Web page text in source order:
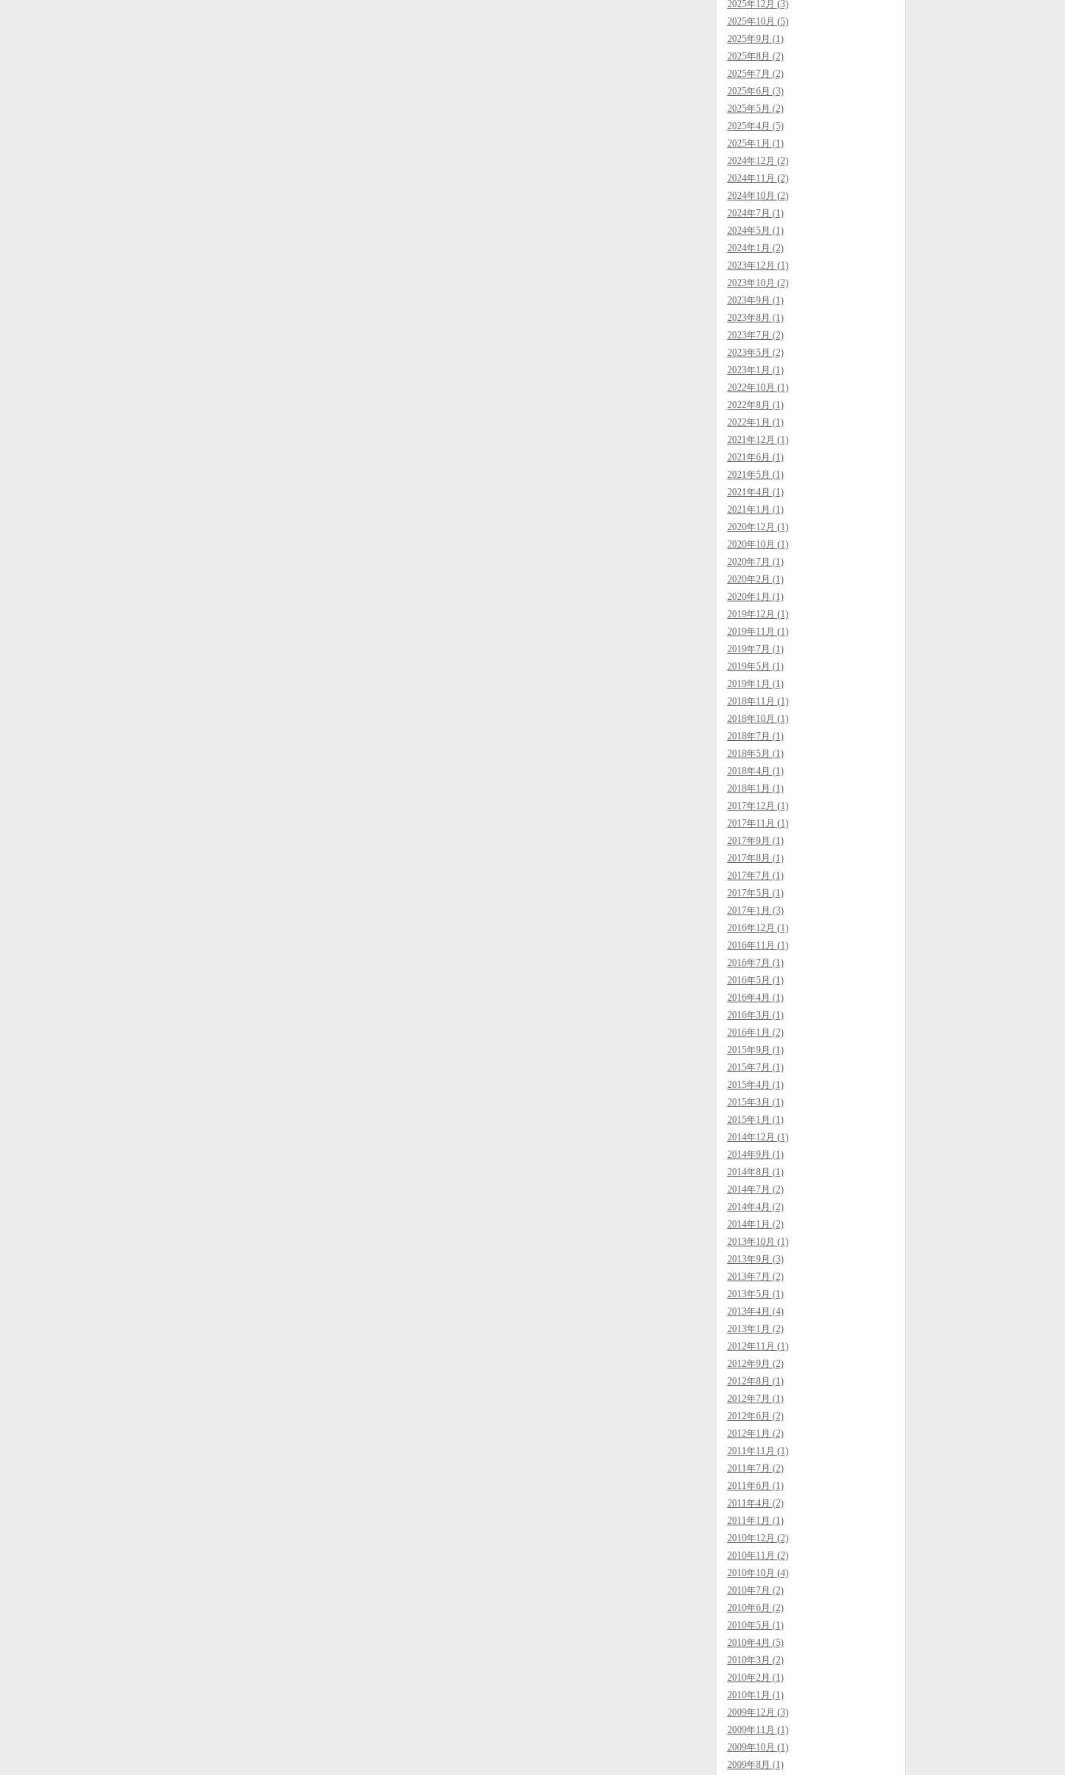
2025年12月 (3)
2025年10月 (5)
2025年9月 (1)
2025年8月 (2)
2025年7月 (2)
2025年6月 (3)
2025年5月 (2)
2025年4月 (5)
2025年1月 (1)
2024年12月 (2)
2024年11月 (2)
2024年10月 (2)
2024年7月 (1)
2024年5月 (1)
2024年1月 (2)
2023年12月 (1)
2023年10月 (2)
2023年9月 (1)
2023年8月 (1)
2023年7月 (2)
2023年5月 (2)
2023年1月 (1)
2022年10月 (1)
2022年8月 (1)
2022年1月 (1)
2021年12月 (1)
2021年6月 (1)
2021年5月 (1)
2021年4月 (1)
2021年1月 (1)
2020年12月 (1)
2020年10月 (1)
2020年7月 (1)
2020年2月 (1)
2020年1月 (1)
2019年12月 (1)
2019年11月 (1)
2019年7月 (1)
2019年5月 (1)
2019年1月 (1)
2018年11月 (1)
2018年10月 (1)
2018年7月 (1)
2018年5月 (1)
2018年4月 (1)
2018年1月 (1)
2017年12月 (1)
2017年11月 (1)
2017年9月 (1)
2017年8月 (1)
2017年7月 (1)
2017年5月 (1)
2017年1月 (3)
2016年12月 (1)
2016年11月 (1)
2016年7月 (1)
2016年5月 (1)
2016年4月 (1)
2016年3月 (1)
2016年1月 (2)
2015年9月 (1)
2015年7月 (1)
2015年4月 (1)
2015年3月 (1)
2015年1月 (1)
2014年12月 (1)
2014年9月 (1)
2014年8月 (1)
2014年7月 (2)
2014年4月 (2)
2014年1月 (2)
2013年10月 (1)
2013年9月 (3)
2013年7月 (2)
2013年5月 (1)
2013年4月 (4)
2013年1月 (2)
2012年11月 (1)
2012年9月 (2)
2012年8月 (1)
2012年7月 (1)
2012年6月 (2)
2012年1月 (2)
2011年11月 (1)
2011年7月 (2)
2011年6月 (1)
2011年4月 (2)
2011年1月 (1)
2010年12月 (2)
2010年11月 (2)
2010年10月 (4)
2010年7月 (2)
2010年6月 (2)
2010年5月 (1)
2010年4月 (5)
2010年3月 (2)
2010年2月 (1)
2010年1月 (1)
2009年12月 (3)
2009年11月 (1)
2009年10月 (1)
2009年8月 (1)